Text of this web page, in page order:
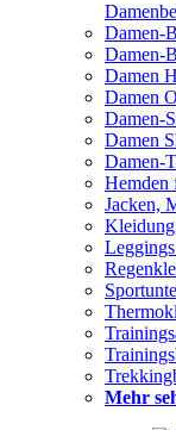
Damen-
Damen-
Damen
Damen
Damen-
Damen
Damen-
Hemden
Jacken,
Mehr